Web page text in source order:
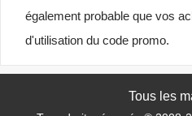
également probable que vos
d'utilisation du code promo.
Tous les